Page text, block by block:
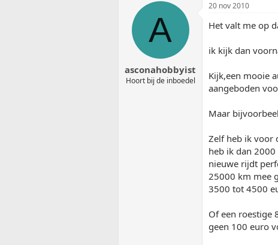
e
r
A
asconahobbyist
Hoort bij de inboedel
20 nov 2010
Het valt me op
ik kijk dan
Kijk,een mooie
aangeboden
Maar
Zelf heb ik voor
heb ik dan
nieuwe rijdt
25000 km mee
3500 tot 4500
Of een roestige
geen 100 euro